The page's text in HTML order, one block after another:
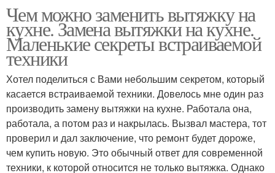
Чем можно заменить вытяжку на
кухне. Замена вытяжки на кухне.
Маленькие секреты встраиваемой
техники
Хотел поделиться с Вами небольшим секретом, который
касается встраиваемой техники. Довелось мне один раз
производить замену вытяжки на кухне. Работала она,
работала, а потом раз и накрылась. Вызвал мастера, тот
проверил и дал заключение, что ремонт будет дороже,
чем купить новую. Это обычный ответ для современной
техники, к которой относится не только вытяжка. Однако